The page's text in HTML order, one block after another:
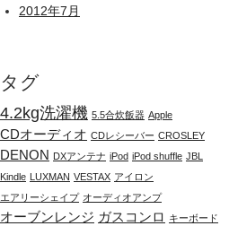
2012年7月
タグ
4.2kg洗濯機 5.5合炊飯器 Apple
CDオーディオ CDレシーバー CROSLEY
DENON DXアンテナ iPod iPod shuffle JBL
Kindle LUXMAN VESTAX アイロン
エアリーシェイプ オーディオアンプ
オーブンレンジ ガスコンロ キーボード